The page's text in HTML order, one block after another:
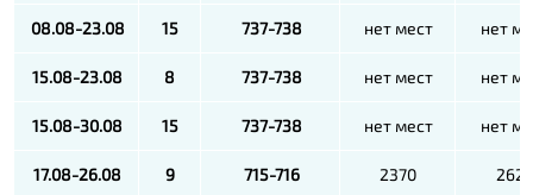
08.08-23.08 15 737-738 нет мест нет
15.08-23.08 8 737-738 нет мест нет
15.08-30.08 15 737-738 нет мест нет
17.08-26.08 9 715-716 2370